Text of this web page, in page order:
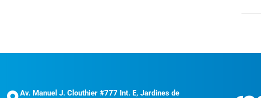
Av. Manuel J. Clouthier #777 Int. E, Jardines de